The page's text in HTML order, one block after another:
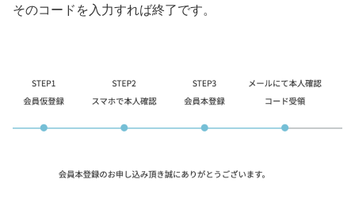
そのコードを入力すれば終了です。